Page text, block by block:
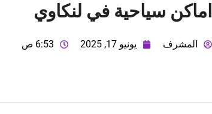
اماكن سياحية في لنكاوي
المشرف يونيو 17, 2025 6:53 ص